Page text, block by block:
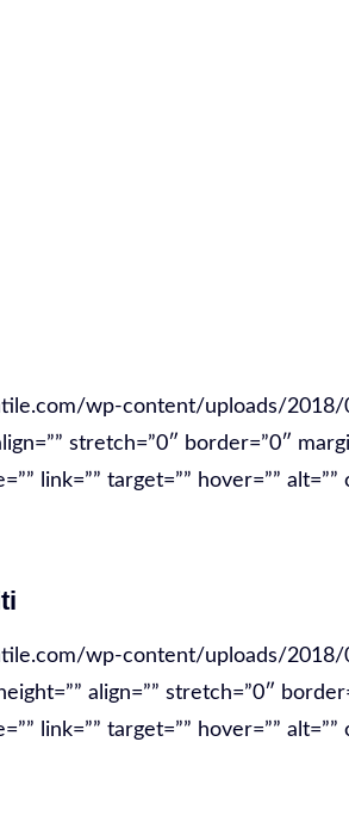
wp-content/uploads/
stretch=”0″ border=”0″
link=”” target=”” hover=”” alt=””
wp-content/uploads/
align=”” stretch=”0″
link=”” target=”” hover=”” alt=””